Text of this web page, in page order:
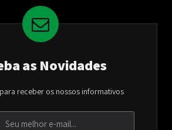
as Novidades
receber os nossos informativos